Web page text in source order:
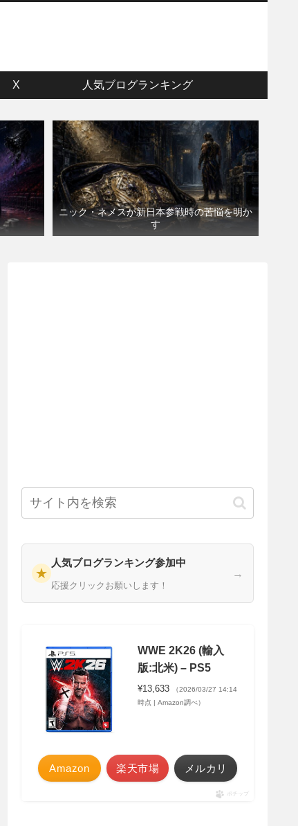
X 人気ブログランキング
ニック・ネメスが新日本参戦時の苦悩を明か
す
★
人気ブログランキング参加中
応援クリックお願いします！
→
WWE 2K26 (輸入
版:北米) – PS5
¥13,633
（2026/03/27 14:14
時点 | Amazon調べ）
Amazon 楽天市場 メルカリ
ポチップ